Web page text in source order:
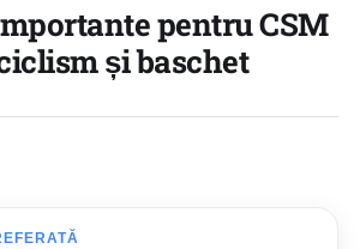
pentru CSM
și baschet